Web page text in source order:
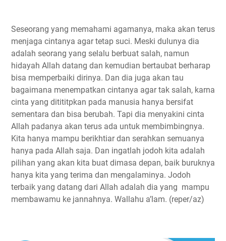
Seseorang yang memahami agamanya, maka akan terus
menjaga cintanya agar tetap suci. Meski dulunya dia
adalah seorang yang selalu berbuat salah, namun
hidayah Allah datang dan kemudian bertaubat berharap
bisa memperbaiki dirinya. Dan dia juga akan tau
bagaimana menempatkan cintanya agar tak salah, karna
cinta yang ditititpkan pada manusia hanya bersifat
sementara dan bisa berubah. Tapi dia menyakini cinta
Allah padanya akan terus ada untuk membimbingnya.
Kita hanya mampu berikhtiar dan serahkan semuanya
hanya pada Allah saja. Dan ingatlah jodoh kita adalah
pilihan yang akan kita buat dimasa depan, baik buruknya
hanya kita yang terima dan mengalaminya. Jodoh
terbaik yang datang dari Allah adalah dia yang mampu
membawamu ke jannahnya. Wallahu a’lam. (reper/az)